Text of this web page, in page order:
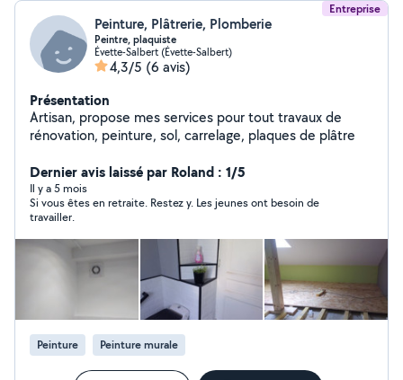
Entreprise
Peinture, Plâtrerie, Plomberie
Peintre, plaquiste
Évette-Salbert (Évette-Salbert)
4,3/5 (6 avis)
Présentation
Artisan, propose mes services pour tout travaux de
rénovation, peinture, sol, carrelage, plaques de plâtre
Dernier avis laissé par Roland : 1/5
Il y a 5 mois
Si vous êtes en retraite. Restez y. Les jeunes ont besoin de
travailler.
Peinture Peinture murale